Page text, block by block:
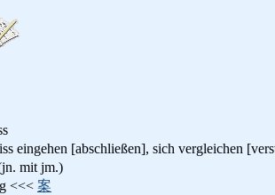
[abschließen], sich vergleichen
mit jm.)
<<< 案